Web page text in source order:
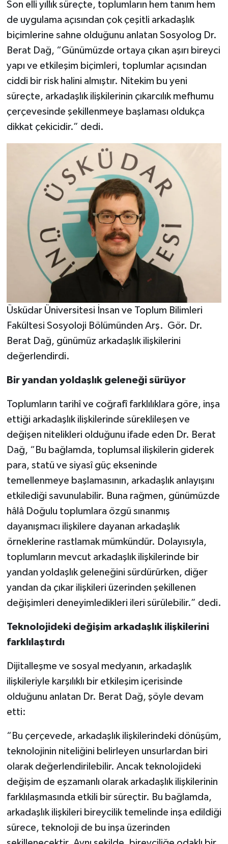
Son elli yıllık süreçte, toplumların hem tanım hem
de uygulama açısından çok çeşitli arkadaşlık
biçimlerine sahne olduğunu anlatan Sosyolog Dr.
Berat Dağ, “Günümüzde ortaya çıkan aşırı bireyci
yapı ve etkileşim biçimleri, toplumlar açısından
ciddi bir risk halini almıştır. Nitekim bu yeni
süreçte, arkadaşlık ilişkilerinin çıkarcılık mefhumu
çerçevesinde şekillenmeye başlaması oldukça
dikkat çekicidir.” dedi.
Üsküdar Üniversitesi İnsan ve Toplum Bilimleri
Fakültesi Sosyoloji Bölümünden Arş. Gör. Dr.
Berat Dağ, günümüz arkadaşlık ilişkilerini
değerlendirdi.
Bir yandan yoldaşlık geleneği sürüyor
Toplumların tarihî ve coğrafî farklılıklara göre, inşa
ettiği arkadaşlık ilişkilerinde süreklileşen ve
değişen nitelikleri olduğunu ifade eden Dr. Berat
Dağ, “Bu bağlamda, toplumsal ilişkilerin giderek
para, statü ve siyasî güç ekseninde
temellenmeye başlamasının, arkadaşlık anlayışını
etkilediği savunulabilir. Buna rağmen, günümüzde
hâlâ Doğulu toplumlara özgü sınanmış
dayanışmacı ilişkilere dayanan arkadaşlık
örneklerine rastlamak mümkündür. Dolayısıyla,
toplumların mevcut arkadaşlık ilişkilerinde bir
yandan yoldaşlık geleneğini sürdürürken, diğer
yandan da çıkar ilişkileri üzerinden şekillenen
değişimleri deneyimledikleri ileri sürülebilir.” dedi.
Teknolojideki değişim arkadaşlık ilişkilerini
farklılaştırdı
Dijitalleşme ve sosyal medyanın, arkadaşlık
ilişkileriyle karşılıklı bir etkileşim içerisinde
olduğunu anlatan Dr. Berat Dağ, şöyle devam
etti:
“Bu çerçevede, arkadaşlık ilişkilerindeki dönüşüm,
teknolojinin niteliğini belirleyen unsurlardan biri
olarak değerlendirilebilir. Ancak teknolojideki
değişim de eşzamanlı olarak arkadaşlık ilişkilerinin
farklılaşmasında etkili bir süreçtir. Bu bağlamda,
arkadaşlık ilişkileri bireycilik temelinde inşa edildiği
sürece, teknoloji de bu inşa üzerinden